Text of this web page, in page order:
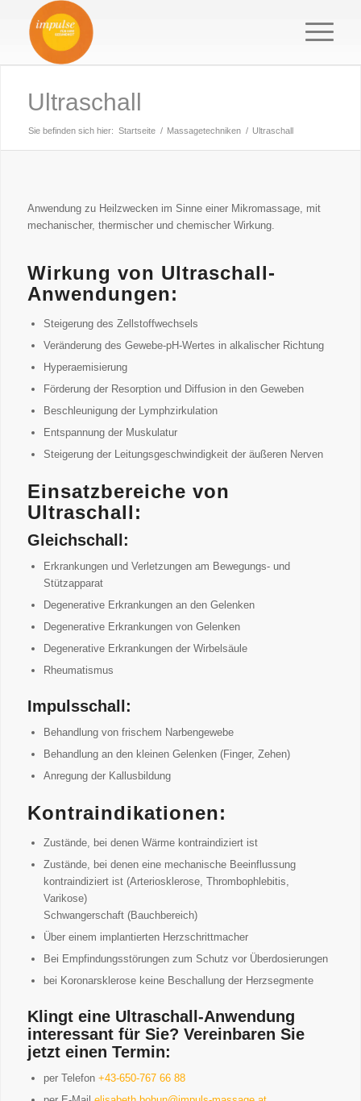
Ultraschall
Sie befinden sich hier: Startseite / Massagetechniken / Ultraschall
Anwendung zu Heilzwecken im Sinne einer Mikromassage, mit
mechanischer, thermischer und chemischer Wirkung.
Wirkung von Ultraschall-
Anwendungen:
Steigerung des Zellstoffwechsels
Veränderung des Gewebe-pH-Wertes in alkalischer Richtung
Hyperaemisierung
Förderung der Resorption und Diffusion in den Geweben
Beschleunigung der Lymphzirkulation
Entspannung der Muskulatur
Steigerung der Leitungsgeschwindigkeit der äußeren Nerven
Einsatzbereiche von
Ultraschall:
Gleichschall:
Erkrankungen und Verletzungen am Bewegungs- und
Stützapparat
Degenerative Erkrankungen an den Gelenken
Degenerative Erkrankungen von Gelenken
Degenerative Erkrankungen der Wirbelsäule
Rheumatismus
Impulsschall:
Behandlung von frischem Narbengewebe
Behandlung an den kleinen Gelenken (Finger, Zehen)
Anregung der Kallusbildung
Kontraindikationen:
Zustände, bei denen Wärme kontraindiziert ist
Zustände, bei denen eine mechanische Beeinflussung
kontraindiziert ist (Arteriosklerose, Thrombophlebitis,
Varikose)
Schwangerschaft (Bauchbereich)
Über einem implantierten Herzschrittmacher
Bei Empfindungsstörungen zum Schutz vor Überdosierungen
bei Koronarsklerose keine Beschallung der Herzsegmente
Klingt eine Ultraschall-Anwendung
interessant für Sie? Vereinbaren Sie
jetzt einen Termin:
per Telefon+43-650-767 66 88